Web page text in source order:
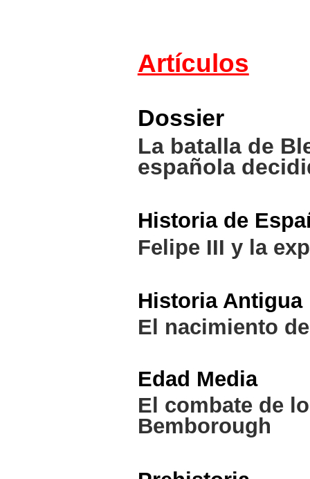
Artículos
Dossier
La batalla de
española
Historia de
Felipe III y la
Historia Antigua
El nacimiento
Edad Media
El combate de
Bemborough